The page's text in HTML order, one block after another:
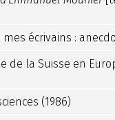
écrivains :
de la Suisse en
(1986)